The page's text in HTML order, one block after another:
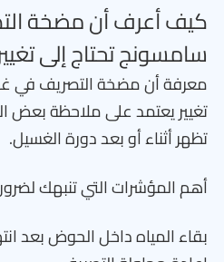
كيف أعرف أن مضخة
سامسونج تحتاج إلى
معرفة أن مضخة التصريف في
تغيير يعتمد على ملاحظة بعض
تظهر أثناء أو بعد دورة الغسيل.
أهم المؤشرات التي تنبهك
بقاء المياه داخل الحوض بعد